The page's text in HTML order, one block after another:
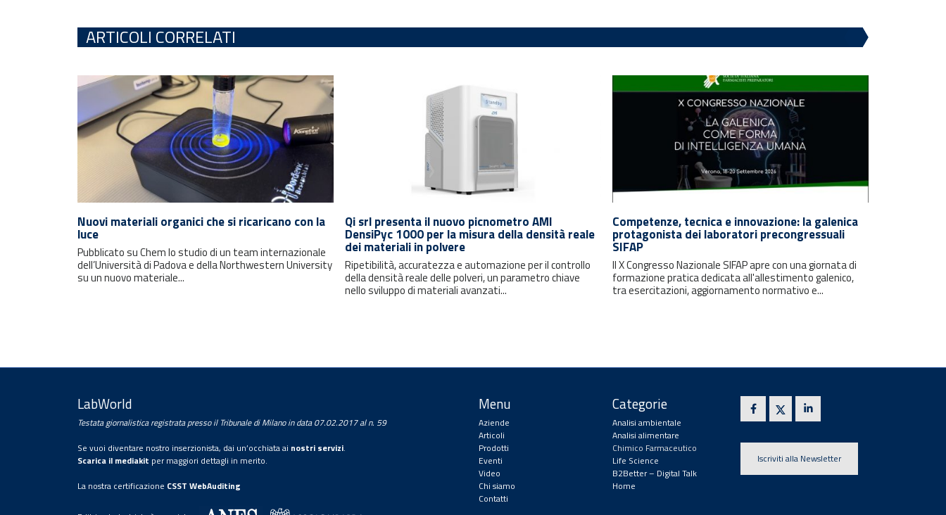
ARTICOLI CORRELATI
Nuovi materiali organici che si ricaricano con la
luce
Pubblicato su Chem lo studio di un team internazionale
dell’Università di Padova e della Northwestern University
su un nuovo materiale...
Qi srl presenta il nuovo picnometro AMI
DensiPyc 1000 per la misura della densità reale
dei materiali in polvere
Ripetibilità, accuratezza e automazione per il controllo
della densità reale delle polveri, un parametro chiave
nello sviluppo di materiali avanzati...
Competenze, tecnica e innovazione: la galenica
protagonista dei laboratori precongressuali
SIFAP
Il X Congresso Nazionale SIFAP apre con una giornata di
formazione pratica dedicata all'allestimento galenico,
tra esercitazioni, aggiornamento normativo e...
LabWorld
Testata giornalistica registrata presso il Tribunale di Milano in data 07.02.2017 al n. 59
Se vuoi diventare nostro inserzionista, dai un’occhiata ai nostri servizi.
Scarica il mediakit per maggiori dettagli in merito.
La nostra certificazione CSST WebAuditing
Menu
Aziende
Articoli
Prodotti
Eventi
Video
Chi siamo
Contatti
Categorie
Analisi ambientale
Analisi alimentare
Chimico Farmaceutico
Life Science
B2Better – Digital Talk
Home
Iscriviti alla Newsletter
Rimani sempre aggiornato con le
ultime notizie e i prossimi eventi.
Con la sottoscrizione della presente, l’utente
propri dati personali da parte di